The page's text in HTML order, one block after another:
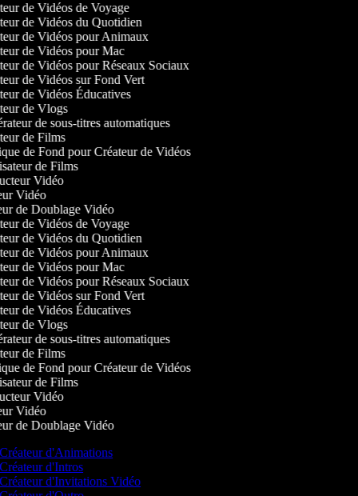
de Vidéos de Voyage
de Vidéos du Quotidien
de Vidéos pour Animaux
de Vidéos pour Mac
de Vidéos pour Réseaux Sociaux
de Vidéos sur Fond Vert
de Vidéos Éducatives
de Vlogs
de sous-titres automatiques
de Films
de Fond pour Créateur de Vidéos
de Films
Vidéo
Vidéo
de Doublage Vidéo
de Vidéos de Voyage
de Vidéos du Quotidien
de Vidéos pour Animaux
de Vidéos pour Mac
de Vidéos pour Réseaux Sociaux
de Vidéos sur Fond Vert
de Vidéos Éducatives
de Vlogs
de sous-titres automatiques
de Films
de Fond pour Créateur de Vidéos
de Films
Vidéo
Vidéo
de Doublage Vidéo
d'Animations
d'Intros
d'Invitations Vidéo